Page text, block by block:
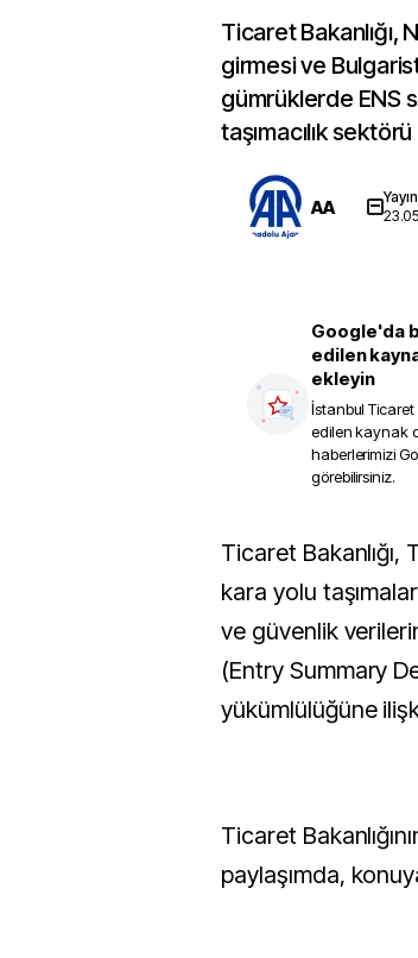
Ticaret Bakanlığı,
girmesi ve
gümrüklerde ENS
taşımacılık
AA
Google'da
edilen
ekleyin
İstanbul Ticaret
edilen kaynak
haberlerimizi
görebilirsiniz.
Ticaret Bakanlığı, Türkiye'den Avrupa'ya yapılan
kara yolu
ve güvenlik
(Entry Summary
yükümlülüğüne
Ticaret
paylaşımda,